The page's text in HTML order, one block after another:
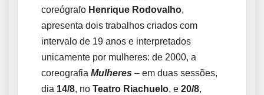
coreógrafo Henrique Rodovalho,
apresenta dois trabalhos criados com
intervalo de 19 anos e interpretados
unicamente por mulheres: de 2000, a
coreografia Mulheres – em duas sessões,
dia 14/8, no Teatro Riachuelo, e 20/8,